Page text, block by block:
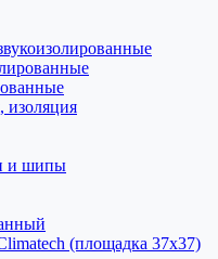
изоляция
и шипы
(площадка 37х37)